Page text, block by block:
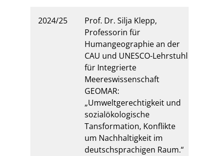
2024/25
Prof. Dr. Silja Klepp,
Professorin für
Humangeographie an der
CAU und UNESCO-Lehrstuhl
für Integrierte
Meereswissenschaft
GEOMAR:
„Umweltgerechtigkeit und
sozialökologische
Tansformation, Konflikte
um Nachhaltigkeit im
deutschsprachigen Raum.“